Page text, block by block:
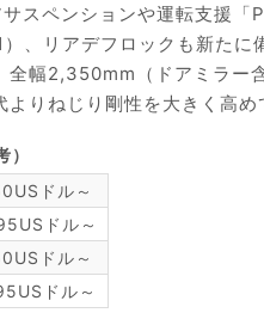
スペンションや運転支援
、リアデフロックも新たに
幅2,350mm（ドアミラー
りねじり剛性を大きく高め
ドル～
ドル～
ドル～
ドル～